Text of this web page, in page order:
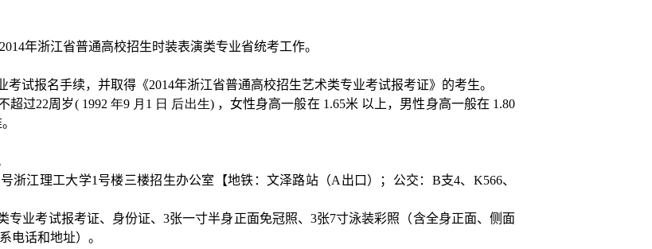
2014年浙江省普通高校招生时装表演类专业省统考工作。
考试报名手续，并取得《2014年浙江省普通高校招生艺术类专业考试报考证》的考生。
超过22周岁( 1992 年9 月1 日 后出生) ，女性身高一般在 1.65米 以上，男性身高一般在 1.80
号浙江理工大学1 号楼三楼招生办公室【地铁：文泽路站（A 出口）；公交： B支4、 K566、
专业考试报考证、身份证、3张一寸半身正面免冠照、 3张7寸泳装彩照（含全身正面、侧面
电话和地址）。